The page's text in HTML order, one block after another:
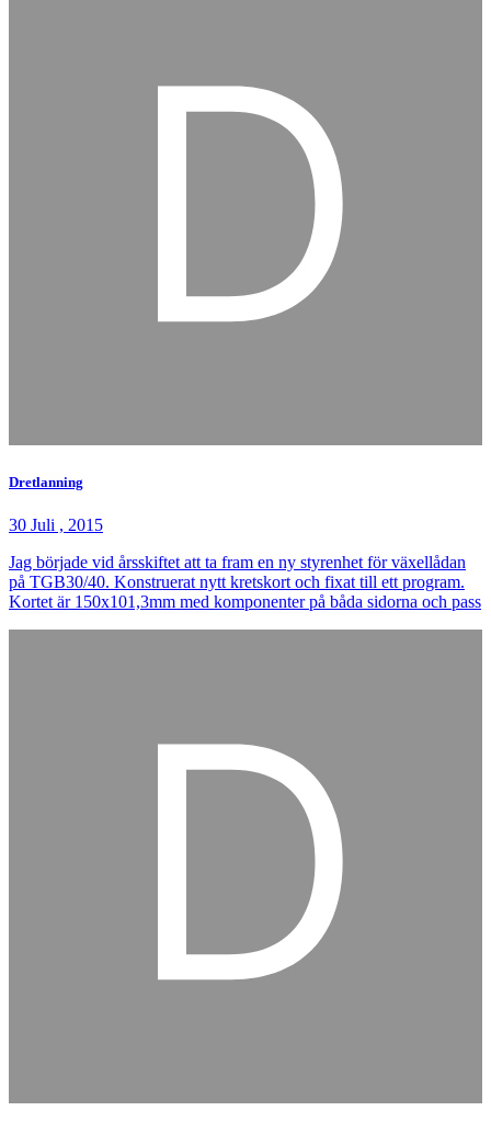
Dretlanning
30 Juli , 2015
Jag började vid årsskiftet att ta fram en ny styrenhet för växellådan
på TGB30/40. Konstruerat nytt kretskort och fixat till ett program.
Kortet är 150x101,3mm med komponenter på båda sidorna och pass